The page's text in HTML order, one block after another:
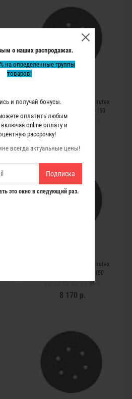
о наших распродажах.
на определенные группы
товаров!
и получай бонусы.
оплатить любым
online оплату и
рассрочку!
всегда актуальные цены!
Подписка
это окно в следующий раз.
Шлифовальные круги Virutex
P 320, Ø150 мм, Velcro (50
шт.)
Шлифовальные круги Virutex
P 40, Ø150 мм, Velcro (50
шт.)
8 170 р.